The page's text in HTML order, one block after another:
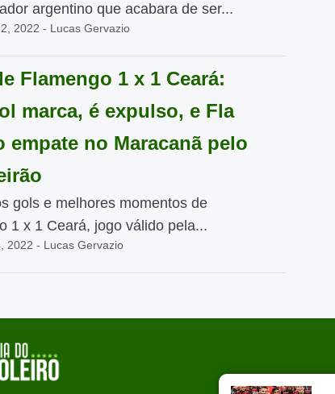
argentino que acabara de ser...
2022 - Lucas Gervazio
Flamengo 1 x 1 Ceará:
marca, é expulso, e Fla
empate no Maracanã pelo
gols e melhores momentos de
1 x 1 Ceará, jogo válido pela...
2022 - Lucas Gervazio